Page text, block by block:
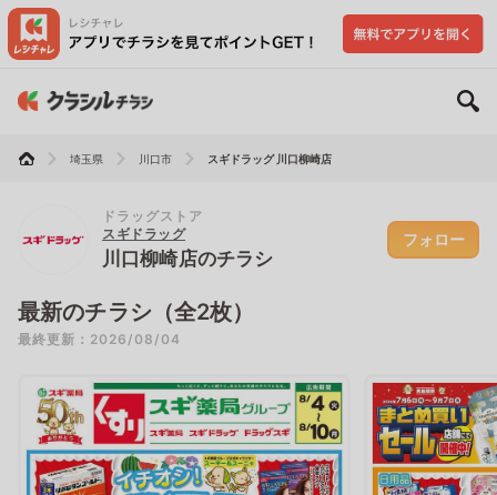
埼玉県 川口市 スギドラッグ 川口柳崎店
ドラッグストア
スギドラッグ
川口柳崎店のチラシ
フォロー
最新のチラシ（全2枚）
最終更新：2026/08/04